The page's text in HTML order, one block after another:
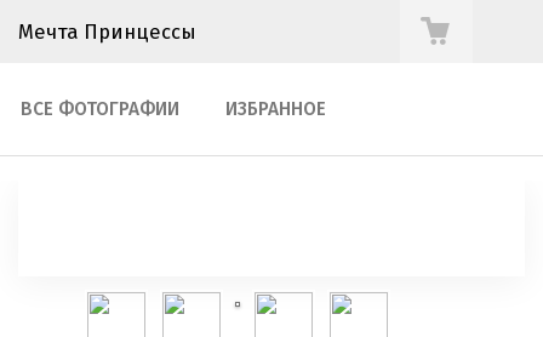
Мечта Принцессы
ВСЕ ФОТОГРАФИИ ИЗБРАННОЕ